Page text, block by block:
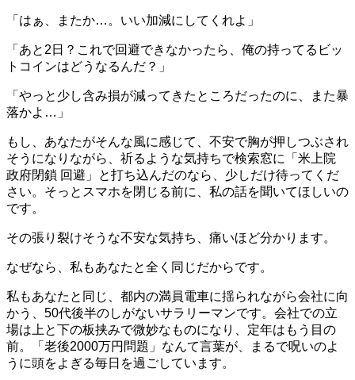
「はぁ、またか…。いい加減にしてくれよ」
「あと2日？これで回避できなかったら、俺の持ってるビッ
トコインはどうなるんだ？」
「やっと少し含み損が減ってきたところだったのに、また暴
落かよ…」
もし、あなたがそんな風に感じて、不安で胸が押しつぶされ
そうになりながら、祈るような気持ちで検索窓に「米上院
政府閉鎖 回避」と打ち込んだのなら、少しだけ待ってくだ
さい。そっとスマホを閉じる前に、私の話を聞いてほしいの
です。
その張り裂けそうな不安な気持ち、痛いほど分かります。
なぜなら、私もあなたと全く同じだからです。
私もあなたと同じ、都内の満員電車に揺られながら会社に向
かう、50代後半のしがないサラリーマンです。会社での立
場は上と下の板挟みで微妙なものになり、定年はもう目の
前。「老後2000万円問題」なんて言葉が、まるで呪いのよ
うに頭をよぎる毎日を過ごしています。